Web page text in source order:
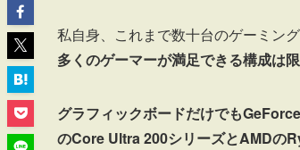
私自身、これまで数十台のゲーミン
多くのゲーマーが満足できる構成は
グラフィックボードだけでも
のCore Ultra 200シリーズとAMDの